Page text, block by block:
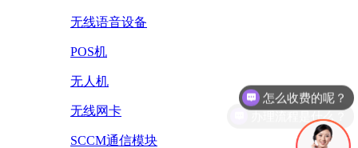
无线语音设备
POS机
无人机
无线网卡
SCCM通信模块
办理流程是什么？